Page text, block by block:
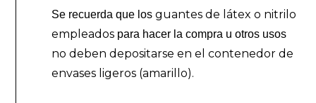
Se recuerda que losguantes de látex o nitrilo
empleados para hacer la compra u otros usos
no deben depositarse en el contenedor de
envases ligeros (amarillo).